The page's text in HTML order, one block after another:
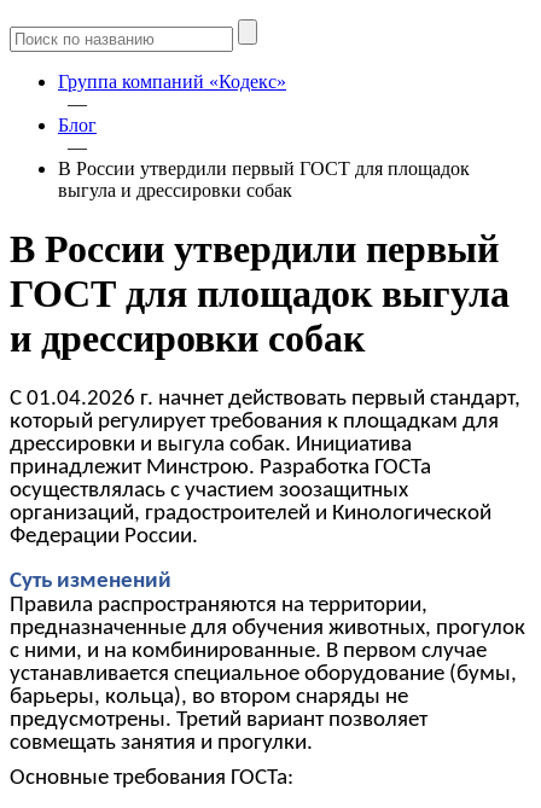
Группа компаний «Кодекс»
—
Блог
—
В России утвердили первый ГОСТ для площадок
выгула и дрессировки собак
В России утвердили первый
ГОСТ для площадок выгула
и дрессировки собак
С 01.04.2026 г. начнет действовать первый стандарт,
который регулирует требования к площадкам для
дрессировки и выгула собак. Инициатива
принадлежит Минстрою. Разработка ГОСТа
осуществлялась с участием зоозащитных
организаций, градостроителей и Кинологической
Федерации России.
Суть изменений
Правила распространяются на территории,
предназначенные для обучения животных, прогулок
с ними, и на комбинированные. В первом случае
устанавливается специальное оборудование (бумы,
барьеры, кольца), во втором снаряды не
предусмотрены. Третий вариант позволяет
совмещать занятия и прогулки.
Основные требования ГОСТа: